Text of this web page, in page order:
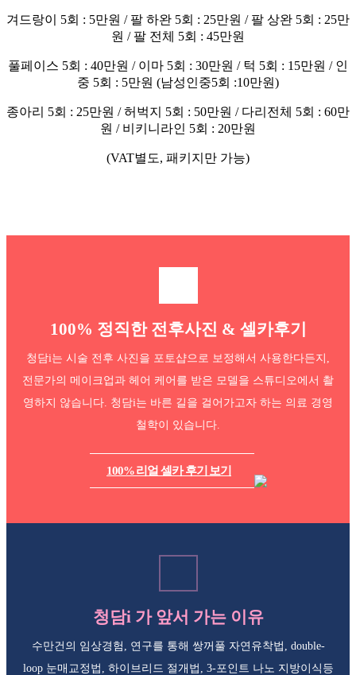
겨드랑이 5회 : 5만원 / 팔 하완 5회 : 25만원 / 팔 상완 5회 : 25만
원 / 팔 전체 5회 : 45만원
풀페이스 5회 : 40만원 / 이마 5회 : 30만원 / 턱 5회 : 15만원 / 인
중 5회 : 5만원 (남성인중5회 :10만원)
종아리 5회 : 25만원 / 허벅지 5회 : 50만원 / 다리전체 5회 : 60만
원 / 비키니라인 5회 : 20만원
(VAT별도, 패키지만 가능)
100% 정직한 전후사진 & 셀카후기
청담i는 시술 전후 사진을 포토샵으로 보정해서 사용한다든지,
전문가의 메이크업과 헤어 케어를 받은 모델을 스튜디오에서 촬
영하지 않습니다. 청담i는 바른 길을 걸어가고자 하는 의료 경영
철학이 있습니다.
100% 리얼 셀카 후기 보기
청담i 가 앞서 가는 이유
수만건의 임상경험, 연구를 통해 쌍꺼풀 자연유착법, double-
loop 눈매교정법, 하이브리드 절개법, 3-포인트 나노 지방이식등